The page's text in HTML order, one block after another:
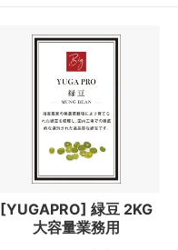
[YUGAPRO] 緑豆 2KG
大容量業務用